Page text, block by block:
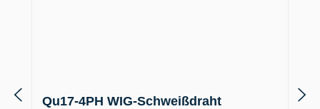
Qu17-4PH WIG-Schweißdraht